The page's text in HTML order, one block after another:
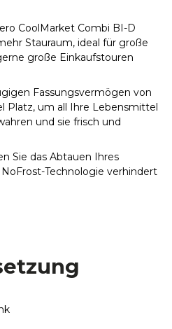
CoolMarket Combi BI-D
Stauraum, ideal für große
große Einkaufstouren
Fassungsvermögen von
Platz, um all Ihre Lebensmittel
und sie frisch und
Sie das Abtauen Ihres
NoFrost-Technologie verhindert
Temperaturverteilung.
Wall Beleuchtungssystem
Auffinden Ihrer
leiser, sondern optimiert auch